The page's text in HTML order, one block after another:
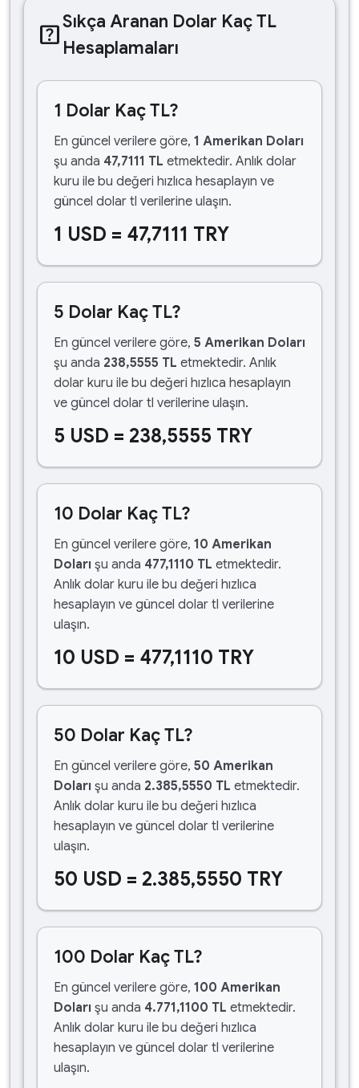
help_centerSıkça Aranan Dolar Kaç TL
Hesaplamaları
1 Dolar Kaç TL?
En güncel verilere göre, 1 Amerikan Doları
şu anda 47,7111 TL etmektedir. Anlık dolar
kuru ile bu değeri hızlıca hesaplayın ve
güncel dolar tl verilerine ulaşın.
1 USD = 47,7111 TRY
5 Dolar Kaç TL?
En güncel verilere göre, 5 Amerikan Doları
şu anda 238,5555 TL etmektedir. Anlık
dolar kuru ile bu değeri hızlıca hesaplayın
ve güncel dolar tl verilerine ulaşın.
5 USD = 238,5555 TRY
10 Dolar Kaç TL?
En güncel verilere göre, 10 Amerikan
Doları şu anda 477,1110 TL etmektedir.
Anlık dolar kuru ile bu değeri hızlıca
hesaplayın ve güncel dolar tl verilerine
ulaşın.
10 USD = 477,1110 TRY
50 Dolar Kaç TL?
En güncel verilere göre, 50 Amerikan
Doları şu anda 2.385,5550 TL etmektedir.
Anlık dolar kuru ile bu değeri hızlıca
hesaplayın ve güncel dolar tl verilerine
ulaşın.
50 USD = 2.385,5550 TRY
100 Dolar Kaç TL?
En güncel verilere göre, 100 Amerikan
Doları şu anda 4.771,1100 TL etmektedir.
Anlık dolar kuru ile bu değeri hızlıca
hesaplayın ve güncel dolar tl verilerine
ulaşın.